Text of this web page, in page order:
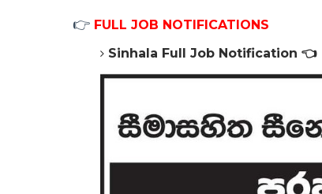
👉 FULL JOB NOTIFICATIONS
Sinhala Full Job Notification 👈